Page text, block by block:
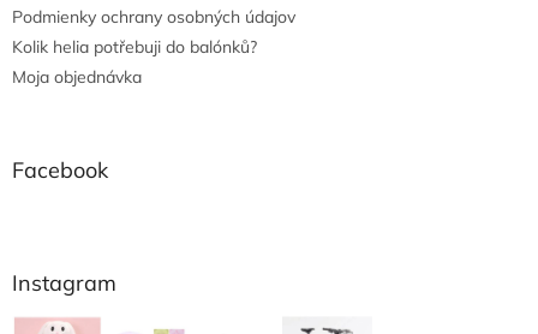
Podmienky ochrany osobných údajov
Kolik helia potřebuji do balónků?
Moja objednávka
Facebook
Instagram